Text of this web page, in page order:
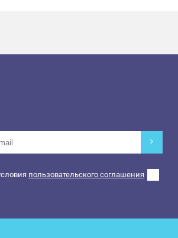
пользовательского соглашения